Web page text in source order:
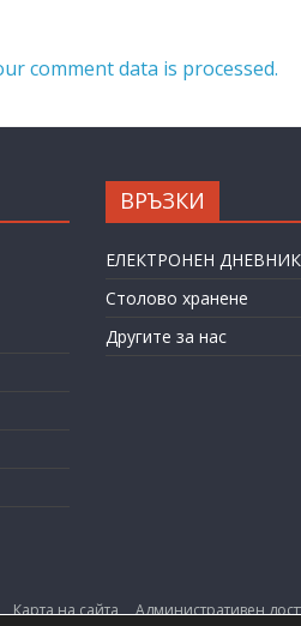
comment data is processed.
ВРЪЗКИ
ЕЛЕКТРОНЕН ДНЕВНИК
Столово хранене
Другите за нас
Карта на сайта Административен